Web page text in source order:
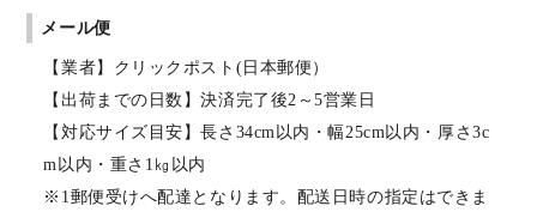
メール便
【業者】クリックポスト(日本郵便）
【出荷までの日数】決済完了後2～5営業日
【対応サイズ目安】長さ34cm以内・幅25cm以内・厚さ3c
m以内・重さ1㎏以内
※1郵便受けへ配達となります。配送日時の指定はできま